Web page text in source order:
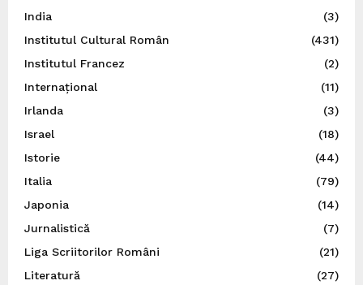
India
(3)
Institutul Cultural Român
(431)
Institutul Francez
(2)
Internațional
(11)
Irlanda
(3)
Israel
(18)
Istorie
(44)
Italia
(79)
Japonia
(14)
Jurnalistică
(7)
Liga Scriitorilor Români
(21)
Literatură
(27)